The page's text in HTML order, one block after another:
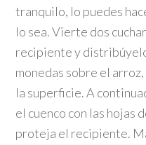
tranquilo, lo puedes
lo sea. Vierte dos
recipiente y
monedas sobre el
la superficie. A
el cuenco con las hojas
proteja el recipiente.